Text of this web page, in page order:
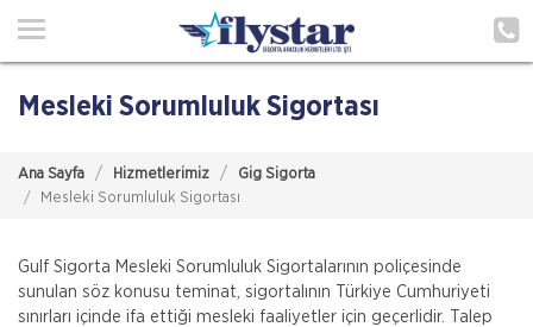
Ana Sayfa
Poliçe Hatırlat
Müşteri Girişi
Mesleki Sorumluluk Sigortası
Ana Sayfa Hizmetlerimiz
Gig Sigorta
Mesleki Sorumluluk Sigortası
Gulf Sigorta Mesleki Sorumluluk Sigortalarının poliçesinde
sunulan söz konusu teminat, sigortalının Türkiye Cumhuriyeti
sınırları içinde ifa ettiği mesleki faaliyetler için geçerlidir. Talep